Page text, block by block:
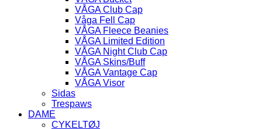
VÅGA Club Cap
Våga Fell Cap
VÅGA Fleece Beanies
VÅGA Limited Edition
VÅGA Night Club Cap
VÅGA Skins/Buff
VÅGA Vantage Cap
VÅGA Visor
Sidas
Trespaws
DAME
CYKELTØJ